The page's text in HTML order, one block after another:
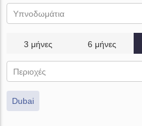
Υπνοδωμάτια
3 μήνες 6 μήνες
Περιοχές
Dubai